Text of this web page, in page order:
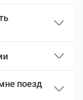
поезд